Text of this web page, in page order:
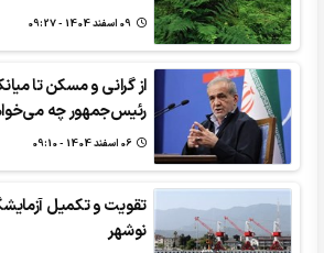
از گرانی و مسکن تا
رئیس‌جمهور چه
تقویت و تکمیل
نوشهر